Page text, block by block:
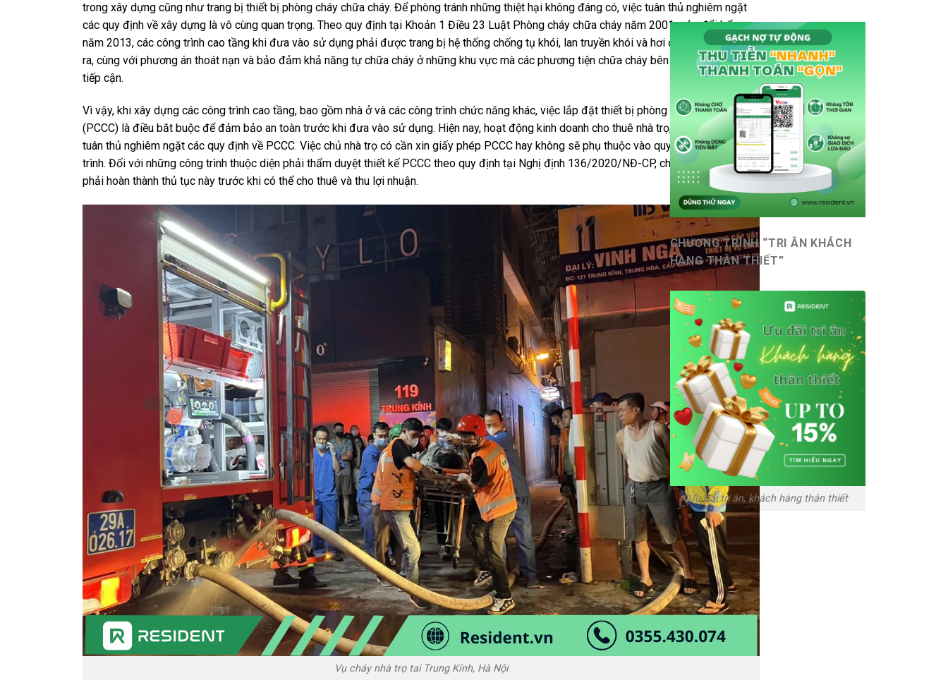
trong xây dựng cũng như trang bị thiết bị phòng cháy chữa cháy. Để phòng tránh những thiệt hại không đáng có, việc tuân thủ nghiêm ngặt
các quy định về xây dựng là vô cùng quan trọng. Theo quy định tại Khoản 1 Điều 23 Luật Phòng cháy chữa cháy năm 2001, sửa đổi bổ sung
năm 2013, các công trình cao tầng khi đưa vào sử dụng phải được trang bị hệ thống chống tụ khói, lan truyền khói và hơi độc do cháy sinh
ra, cùng với phương án thoát nạn và bảo đảm khả năng tự chữa cháy ở những khu vực mà các phương tiện chữa cháy bên ngoài không thể
tiếp cận.
Vì vậy, khi xây dựng các công trình cao tầng, bao gồm nhà ở và các công trình chức năng khác, việc lắp đặt thiết bị phòng cháy chữa cháy
(PCCC) là điều bắt buộc để đảm bảo an toàn trước khi đưa vào sử dụng. Hiện nay, hoạt động kinh doanh cho thuê nhà trọ, phòng trọ phải
tuân thủ nghiêm ngặt các quy định về PCCC. Việc chủ nhà trọ có cần xin giấy phép PCCC hay không sẽ phụ thuộc vào quy mô của công
trình. Đối với những công trình thuộc diện phải thẩm duyệt thiết kế PCCC theo quy định tại Nghị định 136/2020/NĐ-CP, chủ sở hữu bắt buộc
phải hoàn thành thủ tục này trước khi có thể cho thuê và thu lợi nhuận.
Vụ cháy nhà trọ tai Trung Kính, Hà Nội
CHƯƠNG TRÌNH “TRI ÂN KHÁCH
HÀNG THÂN THIẾT”
Ưu đãi tri ân, khách hàng thân thiết